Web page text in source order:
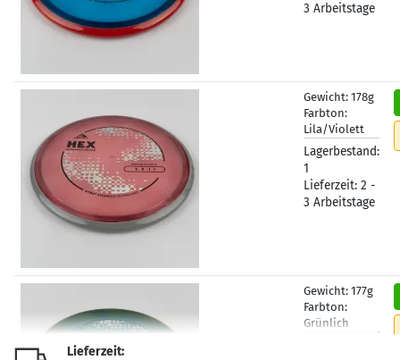
3 Arbeitstage
Gewicht: 178g
Farbton:
Lila/Violett
Lagerbestand:
1
Lieferzeit: 2 -
3 Arbeitstage
Gewicht: 177g
Farbton:
Grünlich
Lieferzeit: